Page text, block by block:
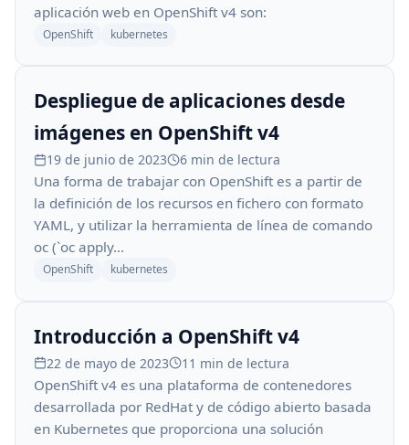
aplicación web en OpenShift v4 son:
OpenShift kubernetes
Despliegue de aplicaciones desde
imágenes en OpenShift v4
19 de junio de 2023 6 min de lectura
Una forma de trabajar con OpenShift es a partir de
la definición de los recursos en fichero con formato
YAML, y utilizar la herramienta de línea de comando
oc (`oc apply...
OpenShift kubernetes
Introducción a OpenShift v4
22 de mayo de 2023 11 min de lectura
OpenShift v4 es una plataforma de contenedores
desarrollada por RedHat y de código abierto basada
en Kubernetes que proporciona una solución